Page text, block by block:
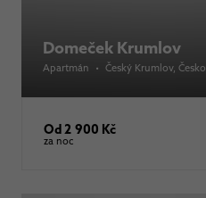
Domeček Krumlov
Apartmán • Český Krumlov, Česko
Od 2 900 Kč
za noc